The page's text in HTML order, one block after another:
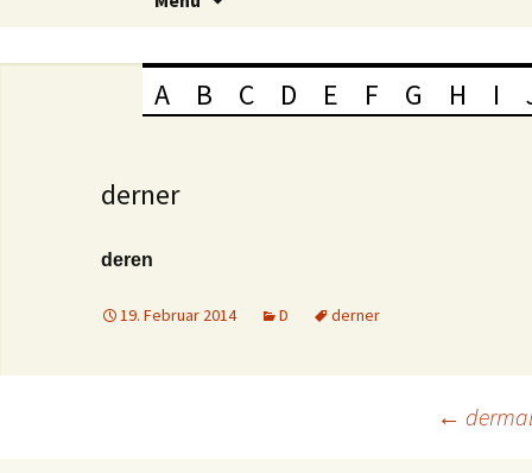
A B C D E F G H I
derner
deren
19. Februar 2014 D derner
←